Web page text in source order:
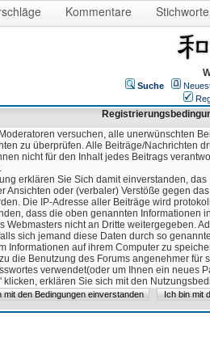
Kommentare Stichworte
Suche
versuchen, alle unerwünschten
zu überprüfen. Alle Beiträge/Nachrichten
nicht für den Inhalt jedes Beitrags
erklären Sie Sich damit einverstanden,
Ansichten oder (verbaler) Verstöße gegen
Die IP-Adresse aller Beiträge wird
dass die oben genannten Informationen
nicht an Dritte weitergegeben.
sich jemand diese Daten durch so
Informationen auf ihrem Computer zu
die Benutzung des Forums angenehmer
verwendet(oder um Ihnen ein neues
erklären Sie sich mit den